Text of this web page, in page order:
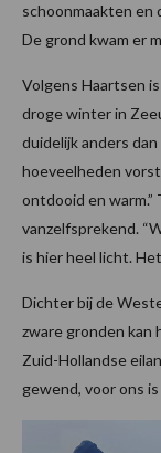
schoonmaakten en
De grond kwam er
Volgens Haartsen
droge winter in
duidelijk anders
hoeveelheden
ontdooid en warm.”
vanzelfsprekend.
is hier heel licht.
Dichter bij de
zware gronden kan
Zuid-Hollandse
gewend, voor ons